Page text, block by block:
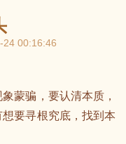
24 00:16:46
蒙骗，要认清本质，
要寻根究底，找到本